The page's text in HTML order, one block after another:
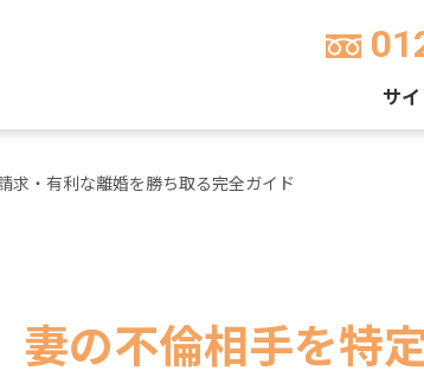
サ
求・有利な離婚を勝ち取る完全ガイド
妻の不倫相手を特